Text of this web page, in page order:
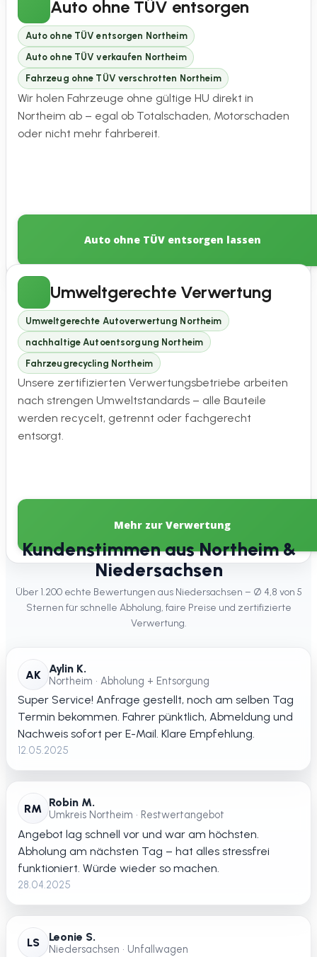
Auto ohne TÜV entsorgen
Auto ohne TÜV entsorgen Northeim
Auto ohne TÜV verkaufen Northeim
Fahrzeug ohne TÜV verschrotten Northeim
Wir holen Fahrzeuge ohne gültige HU direkt in
Northeim ab – egal ob Totalschaden, Motorschaden
oder nicht mehr fahrbereit.
Auto ohne TÜV entsorgen lassen
Umweltgerechte Verwertung
Umweltgerechte Autoverwertung Northeim
nachhaltige Autoentsorgung Northeim
Fahrzeugrecycling Northeim
Unsere zertifizierten Verwertungsbetriebe arbeiten
nach strengen Umweltstandards – alle Bauteile
werden recycelt, getrennt oder fachgerecht
entsorgt.
Mehr zur Verwertung
Kundenstimmen aus Northeim &
Niedersachsen
Über 1.200 echte Bewertungen aus Niedersachsen – Ø 4,8 von 5
Sternen für schnelle Abholung, faire Preise und zertifizierte
Verwertung.
AK Aylin K.
Northeim • Abholung + Entsorgung
Super Service! Anfrage gestellt, noch am selben Tag
Termin bekommen. Fahrer pünktlich, Abmeldung und
Nachweis sofort per E-Mail. Klare Empfehlung.
12.05.2025
RM Robin M.
Umkreis Northeim • Restwertangebot
Angebot lag schnell vor und war am höchsten.
Abholung am nächsten Tag – hat alles stressfrei
funktioniert. Würde wieder so machen.
28.04.2025
LS Leonie S.
Niedersachsen • Unfallwagen